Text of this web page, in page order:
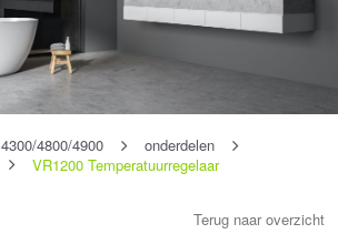
4300/4800/4900
onderdelen
VR1200 Temperatuurregelaar
Terug naar overzicht